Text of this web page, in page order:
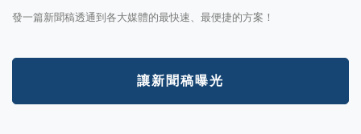
發一篇新聞稿透通到各大媒體的最快速、最便捷的方案！
讓新聞稿曝光